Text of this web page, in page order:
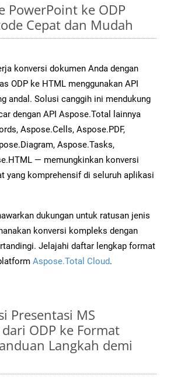
PowerPoint ke ODP
Cepat dan Mudah
konversi dokumen Anda dengan
ODP ke HTML menggunakan API
andal. Solusi canggih ini mendukung
dengan API Aspose.Total lainnya
Aspose.Cells, Aspose.PDF,
Aspose.Tasks,
— memungkinkan konversi
yang komprehensif di seluruh aplikasi
dukungan untuk ratusan jenis
konversi kompleks dengan
Jelajahi daftar lengkap format
Aspose.Total Cloud.
Presentasi MS
ODP ke Format
Langkah demi